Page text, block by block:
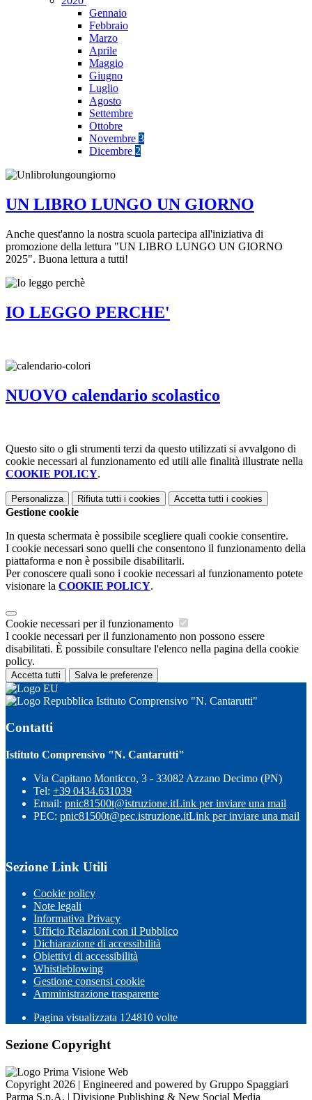
Gennaio
Febbraio
Marzo
Aprile
Maggio
Giugno
Luglio
Agosto
Settembre
Ottobre
Novembre 3
Dicembre 2
UN LIBRO LUNGO UN GIORNO
Anche quest'anno la nostra scuola partecipa all'iniziativa di
promozione della lettura "UN LIBRO LUNGO UN GIORNO
2025". Buona lettura a tutti!
IO LEGGO PERCHE'
NUOVO calendario scolastico
Questo sito o gli strumenti terzi da questo utilizzati si avvalgono di
cookie necessari al funzionamento ed utili alle finalità illustrate nella
COOKIE POLICY.
Personalizza Rifiuta tutti i cookies Accetta tutti i cookies
Gestione cookie
In questa schermata è possibile scegliere quali cookie consentire.
I cookie necessari sono quelli che consentono il funzionamento della
piattaforma e non è possibile disabilitarli.
Per conoscere quali sono i cookie necessari al funzionamento potete
visionare la COOKIE POLICY.
Cookie necessari per il funzionamento
I cookie necessari per il funzionamento non possono essere
disabilitati. È possibile consultare l'elenco nella pagina della cookie
policy.
Accetta tutti Salva le preferenze
Istituto Comprensivo "N. Cantarutti"
Contatti
Istituto Comprensivo "N. Cantarutti"
Via Capitano Monticco, 3 - 33082 Azzano Decimo (PN)
Tel: +39 0434.631039
Email: pnic81500t@istruzione.itLink per inviare una mail
PEC: pnic81500t@pec.istruzione.itLink per inviare una mail
Sezione Link Utili
Cookie policy
Note legali
Informativa Privacy
Ufficio Relazioni con il Pubblico
Dichiarazione di accessibilità
Obiettivi di accessibilità
Whistleblowing
Gestione consensi cookie
Amministrazione trasparente
Pagina visualizzata 124810 volte
Sezione Copyright
Copyright 2026 | Engineered and powered by Gruppo Spaggiari
Parma S.p.A. | Divisione Publishing & New Social Media